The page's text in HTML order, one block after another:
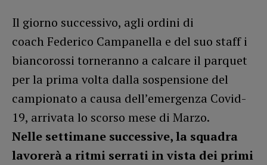
Il giorno successivo, agli ordini di
coach Federico Campanella e del suo staff i
biancorossi torneranno a calcare il parquet
per la prima volta dalla sospensione del
campionato a causa dell’emergenza Covid-
19, arrivata lo scorso mese di Marzo.
Nelle settimane successive, la squadra
lavorerà a ritmi serrati in vista dei primi